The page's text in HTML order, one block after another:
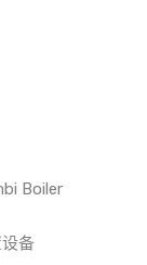
Boiler
备